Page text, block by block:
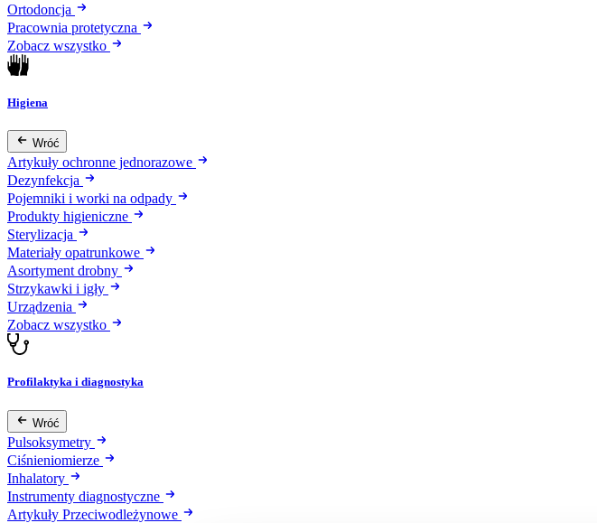
Ortodoncja
Pracownia protetyczna
Zobacz wszystko
Higiena
Wróć
Artykuły ochronne jednorazowe
Dezynfekcja
Pojemniki i worki na odpady
Produkty higieniczne
Sterylizacja
Materiały opatrunkowe
Asortyment drobny
Strzykawki i igły
Urządzenia
Zobacz wszystko
Profilaktyka i diagnostyka
Wróć
Pulsoksymetry
Ciśnieniomierze
Inhalatory
Instrumenty diagnostyczne
Artykuły Przeciwodleżynowe